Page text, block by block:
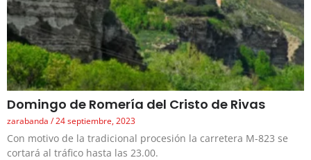
Domingo de Romería del Cristo de Rivas
zarabanda 24 septiembre, 2023
Con motivo de la tradicional procesión la carretera M-823 se
cortará al tráfico hasta las 23.00.